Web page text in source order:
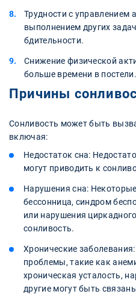
Трудности с управлением
выполнением других
бдительности.
Снижение физической
больше времени в постели.
Причины
Сонливость может быть
включая:
Недостаток сна:
могут приводить к
Нарушения сна:
бессонница, синдром
или нарушения
сонливость.
Хронические
проблемы, такие как
хроническая усталость,
другие могут быть